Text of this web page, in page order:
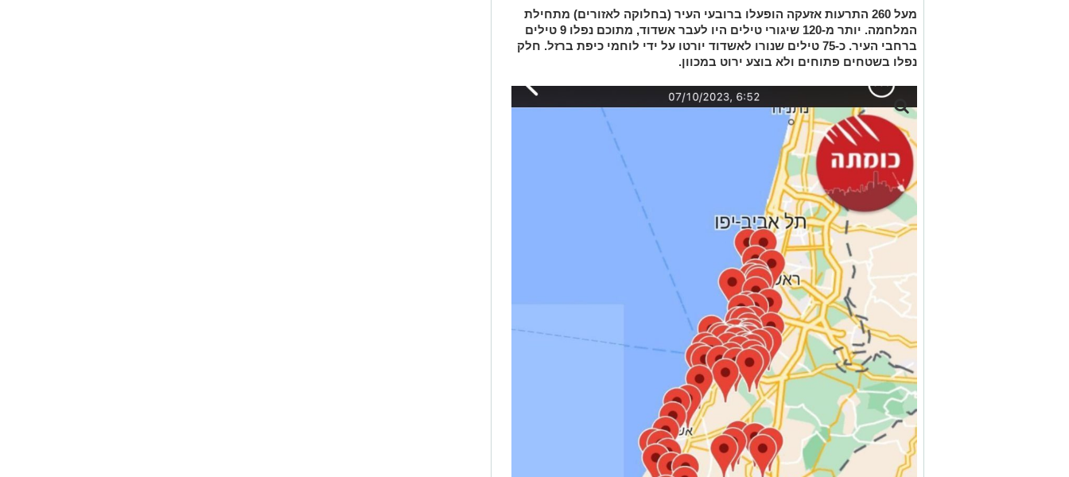
מעל 260 התרעות אזעקה הופעלו ברובעי העיר (בחלוקה לאזורים) מתחילת
המלחמה. יותר מ-120 שיגורי טילים היו לעבר אשדוד, מתוכם נפלו 9 טילים
ברחבי העיר. כ-75 טילים שנורו לאשדוד יורטו על ידי לוחמי כיפת ברזל. חלק
נפלו בשטחים פתוחים ולא בוצע ירוט במכוון.